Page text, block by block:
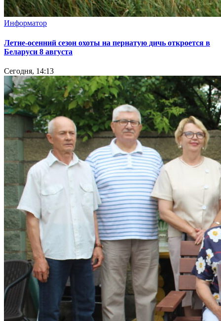
Информатор
Летне-осенний сезон охоты на пернатую дичь откроется в
Беларуси 8 августа
Сегодня, 14:13